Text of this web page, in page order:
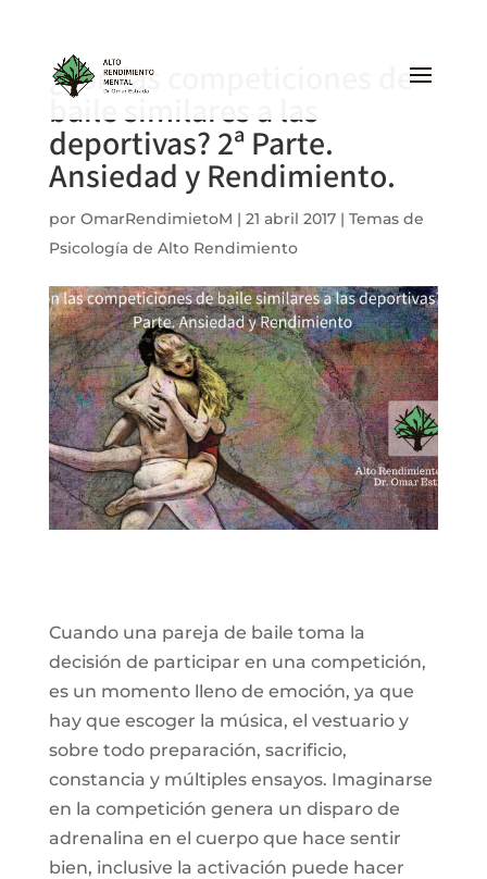
¿Son las competiciones de
baile similares a las
deportivas? 2ª Parte.
Ansiedad y Rendimiento.
por OmarRendimietoM | 21 abril 2017| Temas de
Psicología de Alto Rendimiento
Cuando una pareja de baile toma la
decisión de participar en una competición,
es un momento lleno de emoción, ya que
hay que escoger la música, el vestuario y
sobre todo preparación, sacrificio,
constancia y múltiples ensayos. Imaginarse
en la competición genera un disparo de
adrenalina en el cuerpo que hace sentir
bien, inclusive la activación puede hacer